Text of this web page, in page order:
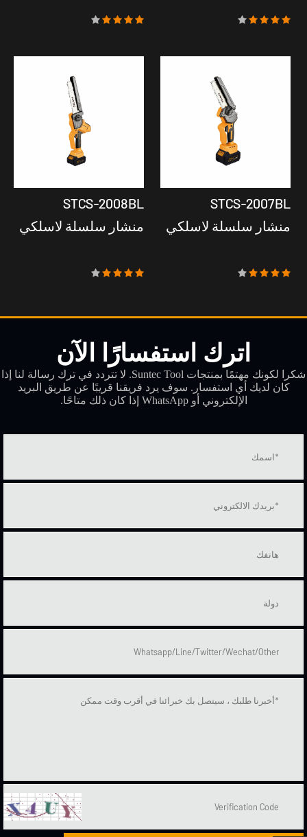
STCS-2008BL
منشار سلسلة لاسلكي
STCS-2007BL
منشار سلسلة لاسلكي
اترك استفسارًا الآن
شكرا لكونك مهتمًا بمنتجات Suntec Tool. لا تتردد في ترك رسالة لنا إذا
كان لديك أي استفسار. سوف يرد فريقنا قريبًا عن طريق البريد
الإلكتروني أو WhatsApp إذا كان ذلك متاحًا.